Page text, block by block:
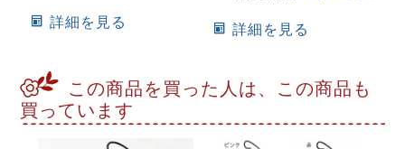
詳細を見る 詳細を見る
この商品を買った人は、この商品も
買っています